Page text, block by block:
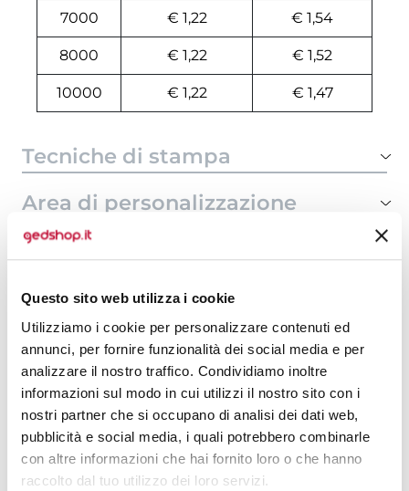
Questo sito web utilizza i cookie
Utilizziamo i cookie per personalizzare contenuti ed
annunci, per fornire funzionalità dei social media e per
analizzare il nostro traffico. Condividiamo inoltre
informazioni sul modo in cui utilizzi il nostro sito con i
nostri partner che si occupano di analisi dei dati web,
pubblicità e social media, i quali potrebbero combinarle
con altre informazioni che hai fornito loro o che hanno
raccolto dal tuo utilizzo dei loro servizi.
7000 € 1,22 € 1,54
8000 € 1,22 € 1,52
10000 € 1,22 € 1,47
Tecniche di stampa
Area di personalizzazione
Domande e risposte
Prodotti alternativi